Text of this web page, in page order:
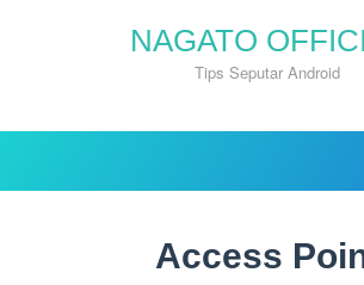
NAGATO
Tips Seputar Android
Access